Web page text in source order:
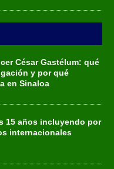
César Gastélum: qué
y por qué
en Sinaloa
15 años incluyendo por
internacionales